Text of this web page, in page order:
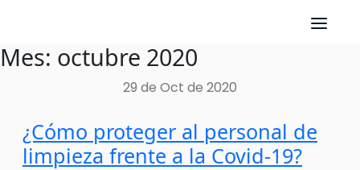
Skip
to
Mes: octubre 2020
29 de Oct de 2020
¿Cómo proteger al personal de
limpieza frente a la Covid-19?